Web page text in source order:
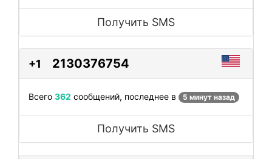
Получить SMS
+1 2130376754
Всего 362 сообщений, последнее в 5 минут назад
Получить SMS